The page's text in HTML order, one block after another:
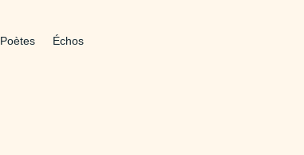
Poètes Échos